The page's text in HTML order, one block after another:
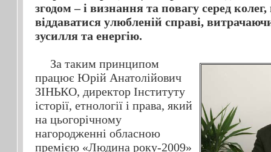
згодом – і визнання та повагу серед
віддаватися улюбленій справі,
зусилля та енергію.
За таким принципом
працює Юрій Анатолійович
ЗІНЬКО, директор Інституту
історії, етнології і права, який
на цьогорічному
нагородженні обласною
премією «Людина року-2009»